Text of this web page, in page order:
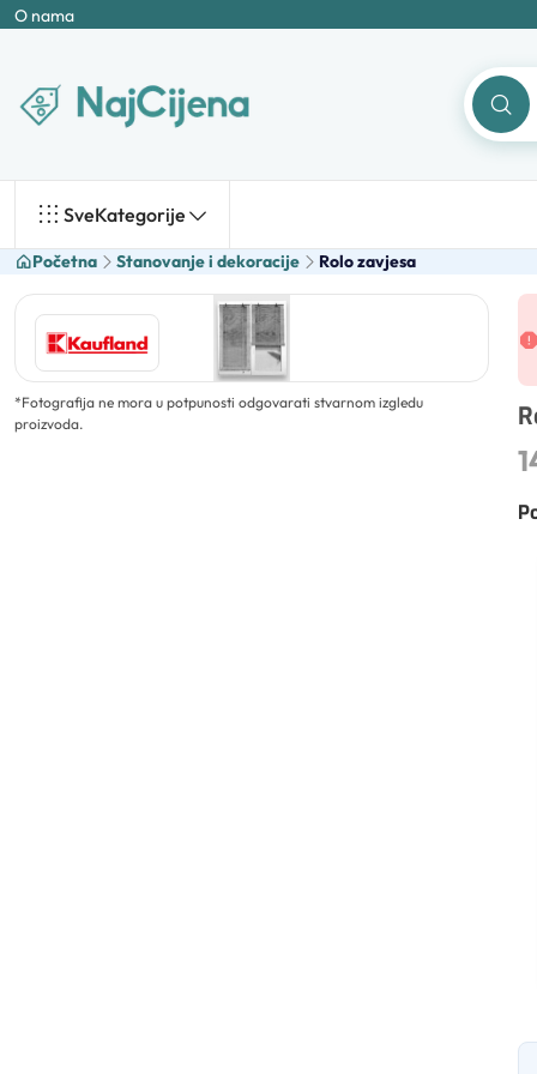
O nama
SveKategorije
Početna Stanovanje i dekoracije Rolo zavjesa
*Fotografija ne mora u potpunosti odgovarati stvarnom izgledu
proizvoda.